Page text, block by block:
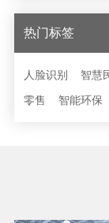
热门标签
人脸识别 智慧
零售
智能环保